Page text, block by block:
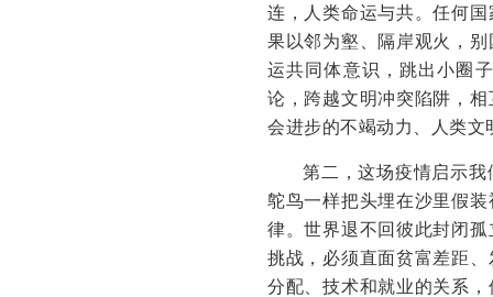
连，人类命运与共。任何
果以邻为壑、隔岸观火，
运共同体意识，跳出小圈
论，跨越文明冲突陷阱，
会进步的不竭动力、人类文
第二，这场疫情启示
鸵鸟一样把头埋在沙里假
律。世界退不回彼此封闭
挑战，必须直面贫富差距
分配、技术和就业的关系